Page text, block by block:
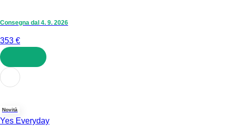
Consegna dal 4. 9. 2026
353 €
AGGIUNGI
Novità
Yes Everyday